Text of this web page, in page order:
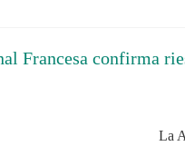
Francesa confirma
La